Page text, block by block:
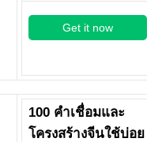
Get it now
100 คำเชื่อมและ
โครงสร้างจีนใช้บ่อย